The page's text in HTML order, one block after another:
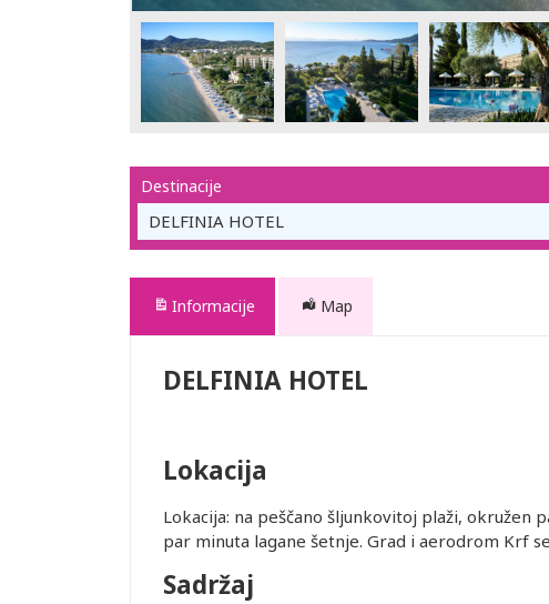
Destinacije
DELFINIA HOTEL
Informacije Map
DELFINIA HOTEL
Lokacija
Lokacija: na peščano šljunkovitoj plaži, okružen
par minuta lagane šetnje. Grad i aerodrom Krf
Sadržaj